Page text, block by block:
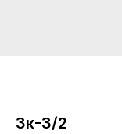
Зк-3/2